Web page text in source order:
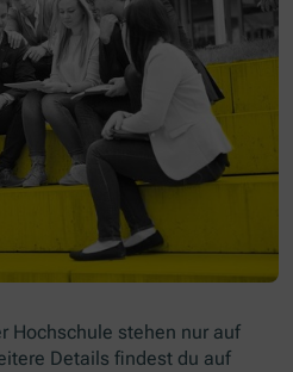
Hochschule stehen nur auf
Details findest du auf